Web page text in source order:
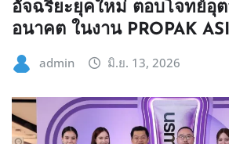
อัจฉริยะยุคใหม่ ตอบโจทย์อุ
อนาคต ในงาน PROPAK
admin มิ.ย. 13, 2026